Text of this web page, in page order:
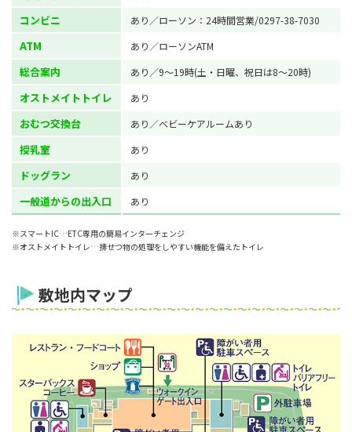
コンビニ あり／ローソン：24時間営業/0297-38-7030
ATM あり／ローソンATM
総合案内 あり／9～19時(土・日曜、祝日は8～20時)
オストメイトトイレ あり
おむつ交換台 あり／ベビーケアルームあり
授乳室 あり
ドッグラン あり
一般道からの出入口 あり
※スマートIC…ETC専用の簡易インターチェンジ
※オストメイトトイレ…排せつ物の処理をしやすい機能を備えたトイレ
敷地内マップ